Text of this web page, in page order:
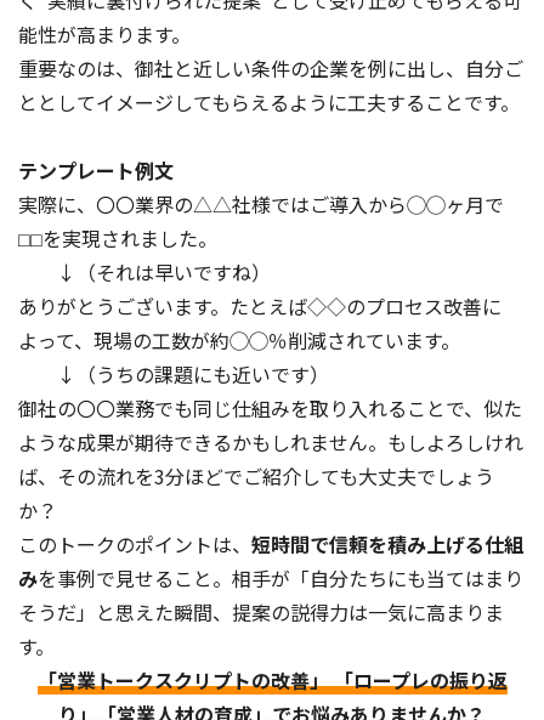
能性が高まります。
重要なのは、御社と近しい条件の企業を例に出し、自分ご
ととしてイメージしてもらえるように工夫することです。
テンプレート例文
実際に、〇〇業界の△△社様ではご導入から◯◯ヶ月で
⬜︎⬜︎を実現されました。
↓（それは早いですね）
ありがとうございます。たとえば◇◇のプロセス改善に
よって、現場の工数が約◯◯％削減されています。
↓（うちの課題にも近いです）
御社の〇〇業務でも同じ仕組みを取り入れることで、似た
ような成果が期待できるかもしれません。もしよろしけれ
ば、その流れを3分ほどでご紹介しても大丈夫でしょう
か？
このトークのポイントは、 短時間で信頼を積み上げる仕組
みを事例で見せること。相手が「自分たちにも当てはまり
そうだ」と思えた瞬間、提案の説得力は一気に高まりま
す。
「営業トークスクリプトの改善」 「ロープレの振り返
り」「営業人材の育成」でお悩みありませんか？